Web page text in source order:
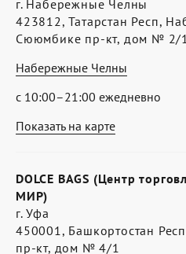
Показать на карте
г. Набережные Челны
423812, Татарстан Респ,
Сююмбике пр-кт, дом № 2/
Набережные Челны
с 10:00–21:00 ежедневно
DOLCE BAGS (Центр
МИР)
г. Уфа
450001, Башкортостан
пр-кт, дом № 4/1